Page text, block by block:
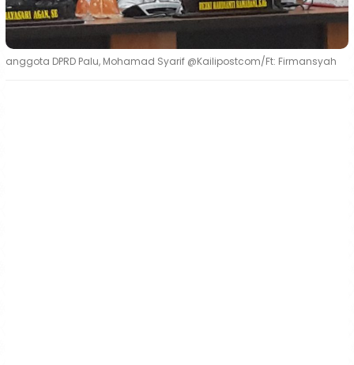
anggota DPRD Palu, Mohamad Syarif @Kailipostcom/Ft: Firmansyah